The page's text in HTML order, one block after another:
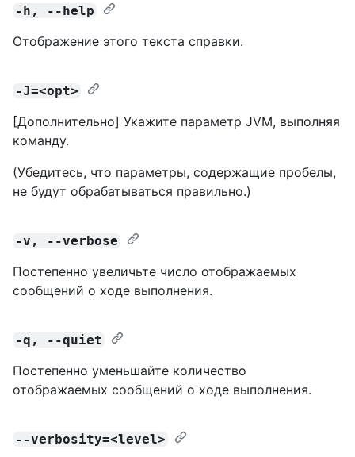
-h, --help
Отображение этого текста справки.
-J=<opt>
[Дополнительно] Укажите параметр JVM, выполняя
команду.
(Убедитесь, что параметры, содержащие пробелы,
не будут обрабатываться правильно.)
-v, --verbose
Постепенно увеличьте число отображаемых
сообщений о ходе выполнения.
-q, --quiet
Постепенно уменьшайте количество
отображаемых сообщений о ходе выполнения.
--verbosity=<level>